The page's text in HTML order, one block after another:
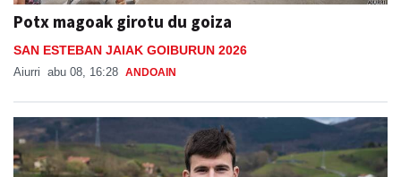
Potx magoak girotu du goiza
SAN ESTEBAN JAIAK GOIBURUN 2026
Aiurri abu 08, 16:28 ANDOAIN